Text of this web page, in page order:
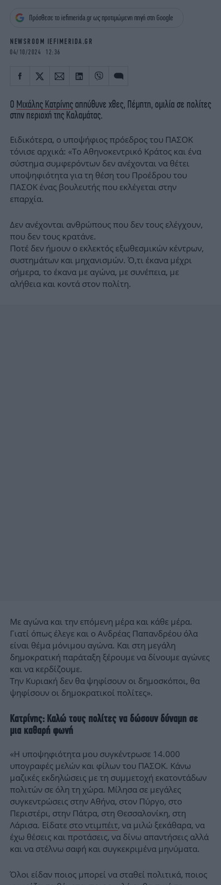
OSCARS
THE OCEAN
Πρόσθεσε το iefimerida.gr ως προτιμώμενη πηγή στη Google
NEWSROOM IEFIMERIDA.GR
04/10/2024 12:36
Ο Μιχάλης Κατρίνης απηύθυνε χθες, Πέμπτη, ομιλία σε πολίτες
στην περιοχή της Καλαμάτας.
Ειδικότερα, ο υποψήφιος πρόεδρος του ΠΑΣΟΚ
τόνισε αρχικά: «Το Αθηνοκεντρικό Κράτος και ένα
σύστημα συμφερόντων δεν ανέχονται να θέτει
υποψηφιότητα για τη θέση του Προέδρου του
ΠΑΣΟΚ ένας βουλευτής που εκλέγεται στην
επαρχία.
Δεν ανέχονται ανθρώπους που δεν τους ελέγχουν,
που δεν τους κρατάνε.
Ποτέ δεν ήμουν ο εκλεκτός εξωθεσμικών κέντρων,
συστημάτων και μηχανισμών. Ό,τι έκανα μέχρι
σήμερα, το έκανα με αγώνα, με συνέπεια, με
αλήθεια και κοντά στον πολίτη.
Με αγώνα και την επόμενη μέρα και κάθε μέρα.
Γιατί όπως έλεγε και ο Ανδρέας Παπανδρέου όλα
είναι θέμα μόνιμου αγώνα. Και στη μεγάλη
δημοκρατική παράταξη ξέρουμε να δίνουμε αγώνες
και να κερδίζουμε.
Την Κυριακή δεν θα ψηφίσουν οι δημοσκόποι, θα
ψηφίσουν οι δημοκρατικοί πολίτες».
Κατρίνης: Καλώ τους πολίτες να δώσουν δύναμη σε
μια καθαρή φωνή
«Η υποψηφιότητα μου συγκέντρωσε 14.000
υπογραφές μελών και φίλων του ΠΑΣΟΚ. Κάνω
μαζικές εκδηλώσεις με τη συμμετοχή εκατοντάδων
πολιτών σε όλη τη χώρα. Μίλησα σε μεγάλες
συγκεντρώσεις στην Αθήνα, στον Πύργο, στο
Περιστέρι, στην Πάτρα, στη Θεσσαλονίκη, στη
Λάρισα. Είδατε στο ντιμπέιτ, να μιλώ ξεκάθαρα, να
έχω θέσεις και προτάσεις, να δίνω απαντήσεις αλλά
και να στέλνω σαφή και συγκεκριμένα μηνύματα.
Όλοι είδαν ποιος μπορεί να σταθεί πολιτικά, ποιος